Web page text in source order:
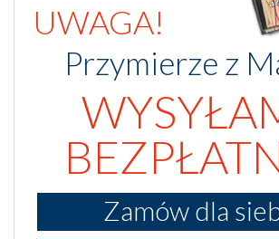
UWAGA!
Przymierze z
Zamów dla